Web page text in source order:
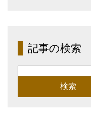
記事の検索
検
索: